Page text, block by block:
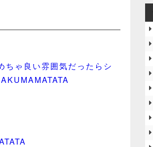
ゃ良い雰囲気だったらシ